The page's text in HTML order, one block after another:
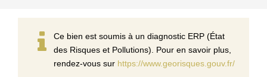
Ce bien est soumis à un diagnostic ERP (État
des Risques et Pollutions). Pour en savoir plus,
rendez-vous sur https://www.georisques.gouv.fr/